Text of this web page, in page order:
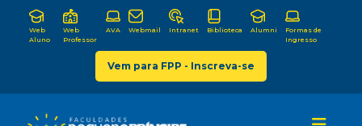
Web
Aluno
Web
Professor
AVA Webmail Intranet Biblioteca Alumni
Formas de
Ingresso
Vem para FPP - Inscreva-se